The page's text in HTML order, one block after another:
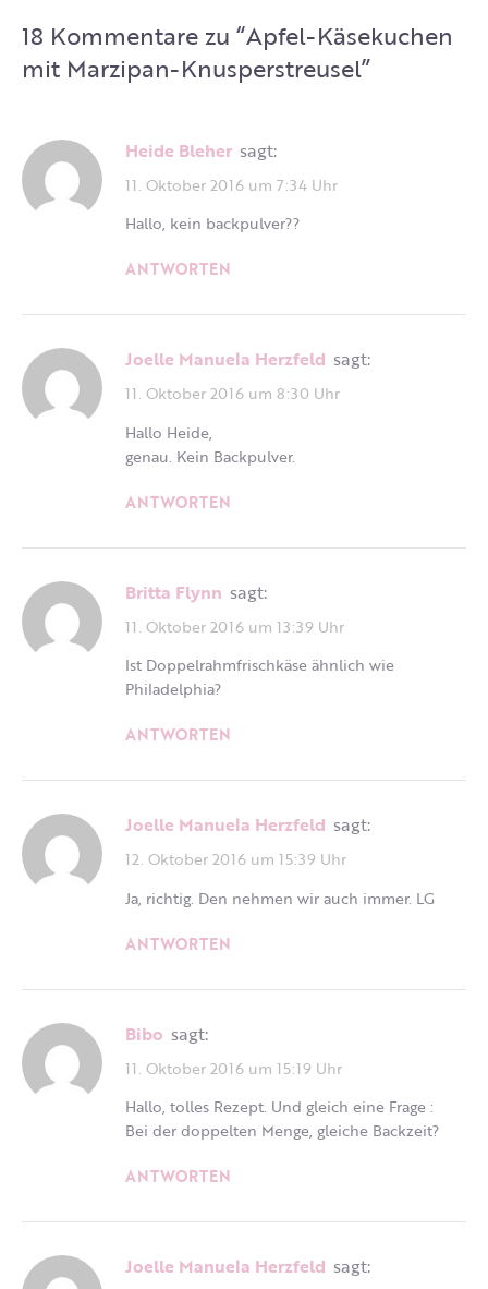
18 Kommentare zu “Apfel-Käsekuchen
mit Marzipan-Knusperstreusel”
Heide Bleher sagt:
11. Oktober 2016 um 7:34 Uhr
Hallo, kein backpulver??
ANTWORTEN
Joelle Manuela Herzfeld sagt:
11. Oktober 2016 um 8:30 Uhr
Hallo Heide,
genau. Kein Backpulver.
ANTWORTEN
britta Flynn sagt:
11. Oktober 2016 um 13:39 Uhr
Ist Doppelrahmfrischkäse ähnlich wie
Philadelphia?
ANTWORTEN
Joelle Manuela Herzfeld sagt:
12. Oktober 2016 um 15:39 Uhr
Ja, richtig. Den nehmen wir auch immer. LG
ANTWORTEN
Bibo sagt:
11. Oktober 2016 um 15:19 Uhr
Hallo, tolles Rezept. Und gleich eine Frage :
Bei der doppelten Menge, gleiche Backzeit?
ANTWORTEN
Joelle Manuela Herzfeld sagt: